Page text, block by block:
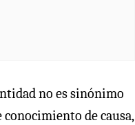
no es sinónimo
conocimiento de causa,